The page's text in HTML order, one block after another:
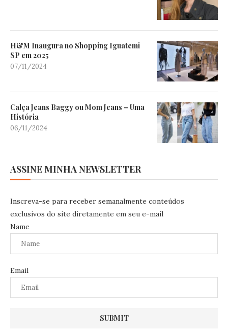
H&M Inaugura no Shopping Iguatemi
SP em 2025
07/11/2024
Calça Jeans Baggy ou Mom Jeans – Uma
História
06/11/2024
ASSINE MINHA NEWSLETTER
Inscreva-se para receber semanalmente conteúdos
exclusivos do site diretamente em seu e-mail
Name
Email